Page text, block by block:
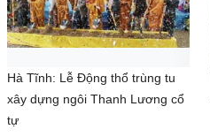
Hà Tĩnh: Lễ Động thổ trùng tu
xây dựng ngôi Thanh Lương cổ
tự